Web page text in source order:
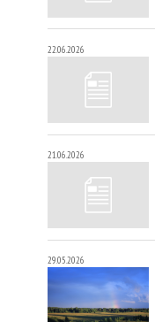
22.06.2026
21.06.2026
29.05.2026